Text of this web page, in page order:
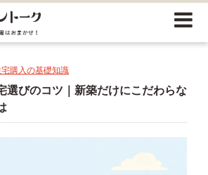
購入の基礎知識
選びのコツ｜新築だけにこだわらな